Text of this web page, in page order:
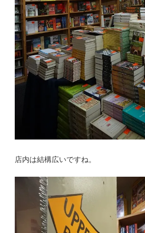
店内は結構広いですね。